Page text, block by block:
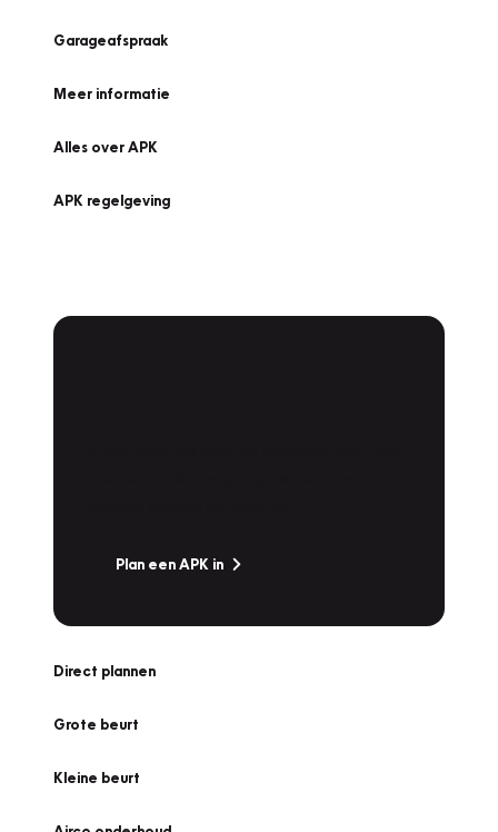
Garageafspraak
Meer informatie
Alles over APK
APK regelgeving
Plan een APK in
Direct plannen
Grote beurt
Kleine beurt